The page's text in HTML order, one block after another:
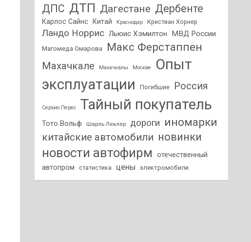
ДПС ДТП Дагестане Дербенте
Карлос Сайнс Китай Краснодар Кристиан Хорнер
Ландо Норрис Льюис Хэмилтон МВД России
Магомеда Омарова Макс Ферстаппен
Махачкале Махачкалы Москве
Опыт
эксплуатации
Погибшие Россия
Серхио Перес Тайный покупатель
Тото Вольф Шарль Леклер дороги иномарки
китайские автомобили новинки
новости автофирм
отечественный
автопром
статистика цены электромобили